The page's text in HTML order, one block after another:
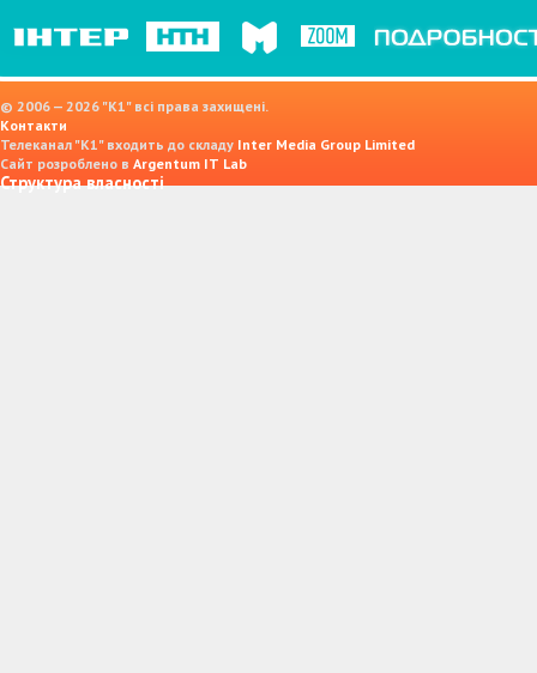
© 2006 — 2026 "K1" всі права захищені.
Контакти
Телеканал "К1" входить до складу Inter Media Group Limited
Сайт розроблено в Argentum IT Lab
Структура власності